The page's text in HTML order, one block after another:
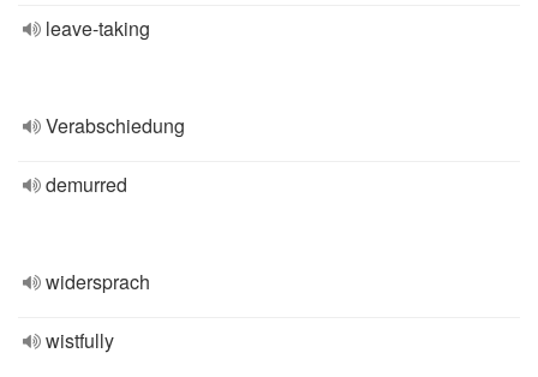
leave-taking
Verabschiedung
demurred
widersprach
wistfully